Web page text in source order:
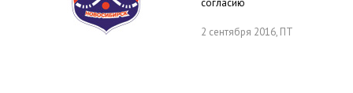
согласию
2 сентября 2016, ПТ